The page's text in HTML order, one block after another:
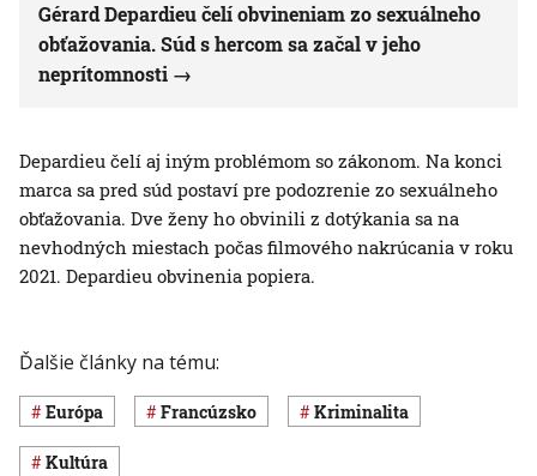
Gérard Depardieu čelí obvineniam zo sexuálneho
obťažovania. Súd s hercom sa začal v jeho
neprítomnosti
Depardieu čelí aj iným problémom so zákonom. Na konci
marca sa pred súd postaví pre podozrenie zo sexuálneho
obťažovania. Dve ženy ho obvinili z dotýkania sa na
nevhodných miestach počas filmového nakrúcania v roku
2021. Depardieu obvinenia popiera.
Ďalšie články na tému:
Európa Francúzsko Kriminalita
Kultúra